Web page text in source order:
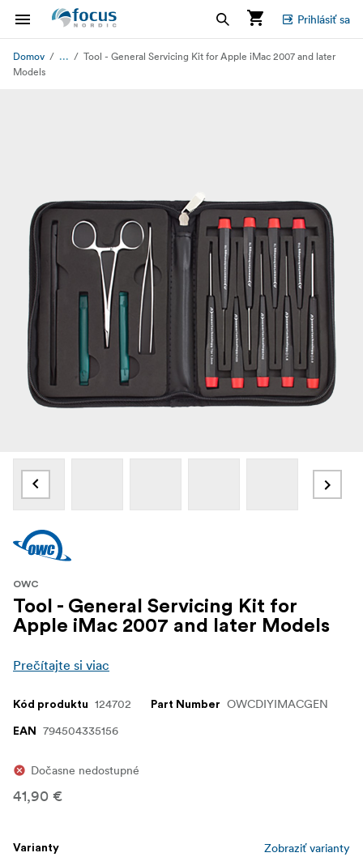
Prihlásiť sa
Domov ...
Tool - General Servicing Kit for Apple iMac 2007 and later
Models
OWC
Tool - General Servicing Kit for
Apple iMac 2007 and later Models
Prečítajte si viac
Kód produktu 124702 Part Number OWCDIYIMACGEN
EAN 794504335156
Dočasne nedostupné
41,90 €
Varianty Zobraziť varianty